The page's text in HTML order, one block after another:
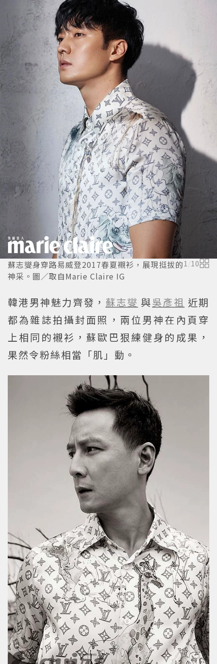
蘇志燮身穿路易威登2017春夏襯衫，展現挺拔的
神采。圖／取自Marie Claire IG
1/10
韓港男神魅力齊發， 蘇志燮 與吳彥祖 近期
都為雜誌拍攝封面照，兩位男神在內頁穿
上相同的襯衫，蘇歐巴狠練健身的成果，
果然令粉絲相當「肌」動。